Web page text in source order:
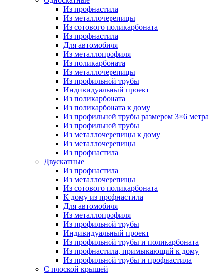
Из профнастила
Из металлочерепицы
Из сотового поликарбоната
Из профнастила
Для автомобиля
Из металлопрофиля
Из поликарбоната
Из металлочерепицы
Из профильной трубы
Индивидуальный проект
Из поликарбоната
Из поликарбоната к дому
Из профильной трубы размером 3×6 метра
Из профильной трубы
Из металлочерепицы к дому
Из металлочерепицы
Из профнастила
Двускатные
Из профнастила
Из металлочерепицы
Из сотового поликарбоната
К дому из профнастила
Для автомобиля
Из металлопрофиля
Из профильной трубы
Индивидуальный проект
Из профильной трубы и поликарбоната
Из профнастила, примыкающий к дому
Из профильной трубы и профнастила
С плоской крышей